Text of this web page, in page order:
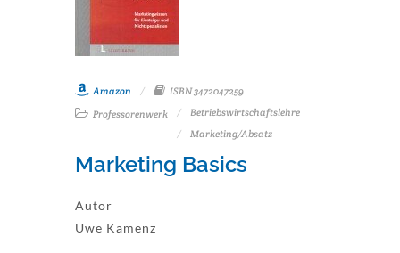
Amazon
ISBN 3472047259
Professorenwerk
Betriebswirtschaftslehre
Marketing/Absatz
Marketing Basics
Autor
Uwe Kamenz